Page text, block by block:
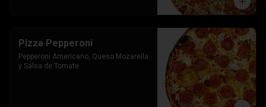
Pizza Pepperoni
Pepperoni Americano, Queso Mozarella
y Salsa de Tomate